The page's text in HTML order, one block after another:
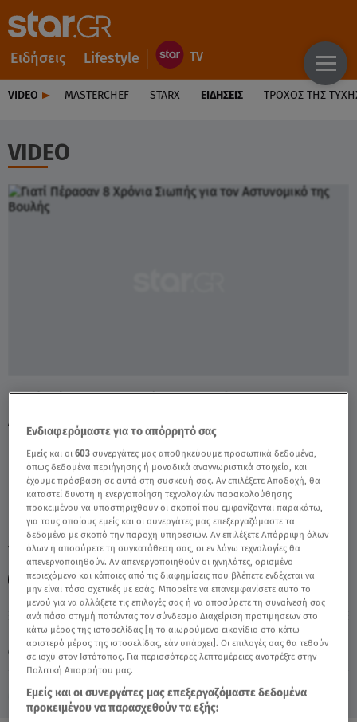
Ειδήσεις Lifestyle
VIDEO MASTERCHEF STARX ΕΙΔΉΣΕΙΣ ΤΡΟΧΌΣ ΤΗΣ
VIDEO
Παρασκευή 7 Αυγούστου 2026
07.12.24, 15:34 ΕΛΛΑΔΑ
Αστυνομικό της Βουλής - Video
TAGS: ΑΣΤΥΝΟΜΙΚΟΣ ΒΟΥΛΗ ΒΟΥΛΗ ΑΣΤΥΝΟΜΙΚΟΣ
ΚΑΚΟΠΟΙΗΣΕΙΣ ΣΕΞΟΥΑΛΙΚΗ ΚΑΚΟΠΟΙΗΣΗ ΒΙΑΣΜΟΣ
Ενδιαφερόμαστε για το απόρρητό σας
Εμείς και οι603 συνεργάτες μας αποθηκεύουμε προσωπικά δεδομένα,
όπως δεδομένα περιήγησης ή μοναδικά αναγνωριστικά στοιχεία, και
έχουμε πρόσβαση σε αυτά στη συσκευή σας. Αν επιλέξετε Αποδοχή, θα
καταστεί δυνατή η ενεργοποίηση τεχνολογιών παρακολούθησης
προκειμένου να υποστηριχθούν οι σκοποί που εμφανίζονται παρακάτω,
για τους οποίους εμείς και οι συνεργάτες μας επεξεργαζόμαστε τα
δεδομένα με σκοπό την παροχή υπηρεσιών. Αν επιλέξετε Απόρριψη όλων
όλων ή αποσύρετε τη συγκατάθεσή σας, οι εν λόγω τεχνολογίες θα
απενεργοποιηθούν. Αν απενεργοποιηθούν οι ιχνηλάτες, ορισμένο
περιεχόμενο και κάποιες από τις διαφημίσεις που βλέπετε ενδέχεται να
μην είναι τόσο σχετικές με εσάς. Μπορείτε να επανεμφανίσετε αυτό το
μενού για να αλλάξετε τις επιλογές σας ή να αποσύρετε τη συναίνεσή σας
ανά πάσα στιγμή πατώντας τον σύνδεσμο Διαχείριση προτιμήσεων στο
κάτω μέρος της ιστοσελίδας [ή το αιωρούμενο εικονίδιο στο κάτω
αριστερό μέρος της ιστοσελίδας, εάν υπάρχει]. Οι επιλογές σας θα τεθούν
σε ισχύ στον Ιστότοπος. Για περισσότερες λεπτομέρειες ανατρέξτε στην
Πολιτική Απορρήτου μας.
Εμείς και οι συνεργάτες μας επεξεργαζόμαστε δεδομένα
προκειμένου να παρασχεθούν τα εξής: